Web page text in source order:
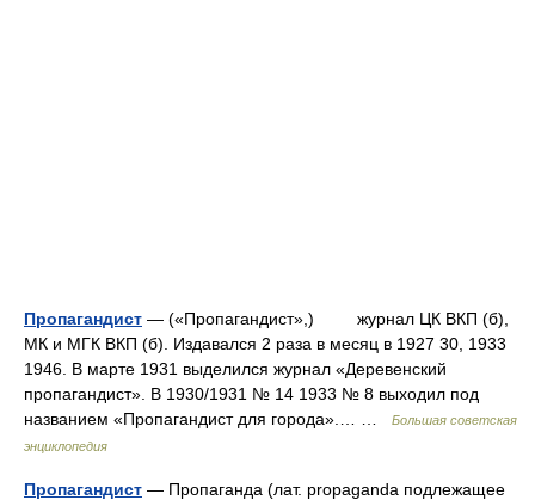
Пропагандист — («Пропагандист»,) журнал ЦК ВКП (б),
МК и МГК ВКП (б). Издавался 2 раза в месяц в 1927 30, 1933
1946. В марте 1931 выделился журнал «Деревенский
пропагандист». В 1930/1931 № 14 1933 № 8 выходил под
названием «Пропагандист для города».… …
Большая советская
энциклопедия
Пропагандист — Пропаганда (лат. propaganda подлежащее